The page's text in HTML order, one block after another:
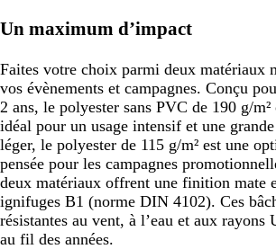
Un maximum d’impact
Faites votre choix parmi deux matériaux
vos évènements et campagnes. Conçu
2 ans, le polyester sans PVC de 190 g/m²
idéal pour un usage intensif et une
léger, le polyester de 115 g/m² est une
pensée pour les campagnes
deux matériaux offrent une finition mate
ignifuges B1 (norme DIN 4102). Ces
résistantes au vent, à l’eau et aux
au fil des années.